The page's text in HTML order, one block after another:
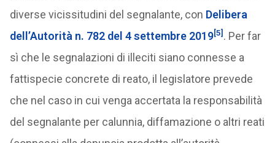
diverse vicissitudini del segnalante, con Delibera
dell’Autorità n. 782 del 4 settembre 2019[5] . Per far
sì che le segnalazioni di illeciti siano connesse a
fattispecie concrete di reato, il legislatore prevede
che nel caso in cui venga accertata la responsabilità
del segnalante per calunnia, diffamazione o altri reati